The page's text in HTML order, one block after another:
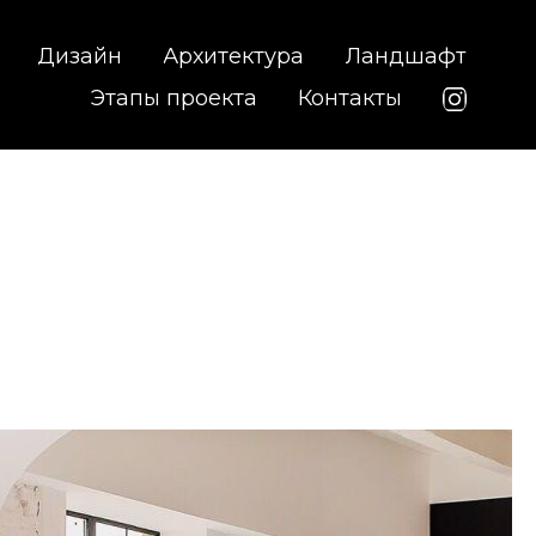
Дизайн Архитектура
Ландшафт
Этапы проекта
Контакты